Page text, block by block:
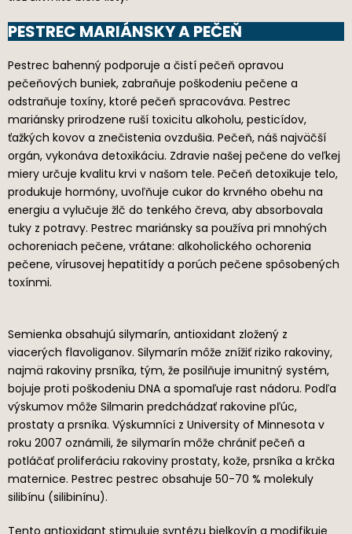
PESTREC MARIÁNSKY A PEČEŇ
Pestrec bahenný podporuje a čistí pečeň opravou
pečeňových buniek, zabraňuje poškodeniu pečene a
odstraňuje toxíny, ktoré pečeň spracováva. Pestrec
mariánsky prirodzene ruší toxicitu alkoholu, pesticídov,
ťažkých kovov a znečistenia ovzdušia. Pečeň, náš najväčší
orgán, vykonáva detoxikáciu. Zdravie našej pečene do veľkej
miery určuje kvalitu krvi v našom tele. Pečeň detoxikuje telo,
produkuje hormóny, uvoľňuje cukor do krvného obehu na
energiu a vylučuje žlč do tenkého čreva, aby absorbovala
tuky z potravy. Pestrec mariánsky sa používa pri mnohých
ochoreniach pečene, vrátane: alkoholického ochorenia
pečene, vírusovej hepatitídy a porúch pečene spôsobených
toxínmi.
Semienka obsahujú silymarín, antioxidant zložený z
viacerých flavoliganov. Silymarín môže znížiť riziko rakoviny,
najmä rakoviny prsníka, tým, že posilňuje imunitný systém,
bojuje proti poškodeniu DNA a spomaľuje rast nádoru. Podľa
výskumov môže Silmarin predchádzať rakovine pľúc,
prostaty a prsníka. Výskumníci z University of Minnesota v
roku 2007 oznámili, že silymarín môže chrániť pečeň a
potláčať proliferáciu rakoviny prostaty, kože, prsníka a krčka
maternice. Pestrec pestrec obsahuje 50-70 % molekuly
silibínu (silibinínu).
Tento antioxidant stimuluje syntézu bielkovín a modifikuje